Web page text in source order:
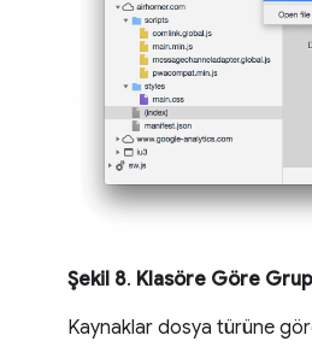
Şekil 8. Klasöre Göre
Kaynaklar dosya türüne